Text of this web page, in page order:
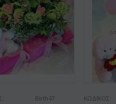
Birth47 ΚΩΔΙΚΟΣ: